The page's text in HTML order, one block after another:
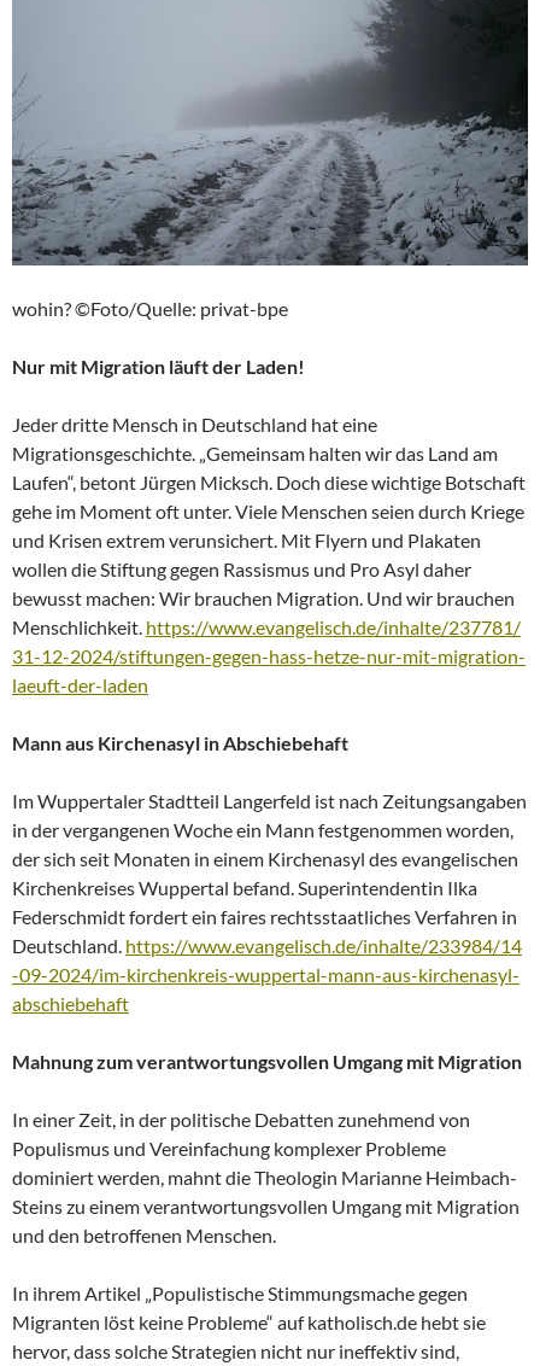
wohin? ©Foto/Quelle: privat-bpe
Nur mit Migration läuft der Laden!
Jeder dritte Mensch in Deutschland hat eine
Migrationsgeschichte. „Gemeinsam halten wir das Land am
Laufen“, betont Jürgen Micksch. Doch diese wichtige Botschaft
gehe im Moment oft unter. Viele Menschen seien durch Kriege
und Krisen extrem verunsichert. Mit Flyern und Plakaten
wollen die Stiftung gegen Rassismus und Pro Asyl daher
bewusst machen: Wir brauchen Migration. Und wir brauchen
Menschlichkeit. https://www.evangelisch.de/inhalte/237781/
31-12-2024/stiftungen-gegen-hass-hetze-nur-mit-migration-
laeuft-der-laden
Mann aus Kirchenasyl in Abschiebehaft
Im Wuppertaler Stadtteil Langerfeld ist nach Zeitungsangaben
in der vergangenen Woche ein Mann festgenommen worden,
der sich seit Monaten in einem Kirchenasyl des evangelischen
Kirchenkreises Wuppertal befand. Superintendentin Ilka
Federschmidt fordert ein faires rechtsstaatliches Verfahren in
Deutschland. https://www.evangelisch.de/inhalte/233984/14
-09-2024/im-kirchenkreis-wuppertal-mann-aus-kirchenasyl-
abschiebehaft
Mahnung zum verantwortungsvollen Umgang mit Migration
In einer Zeit, in der politische Debatten zunehmend von
Populismus und Vereinfachung komplexer Probleme
dominiert werden, mahnt die Theologin Marianne Heimbach-
Steins zu einem verantwortungsvollen Umgang mit Migration
und den betroffenen Menschen.
In ihrem Artikel „Populistische Stimmungsmache gegen
Migranten löst keine Probleme“ auf katholisch.de hebt sie
hervor, dass solche Strategien nicht nur ineffektiv sind,